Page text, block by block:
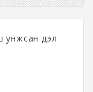
унжсан дэл